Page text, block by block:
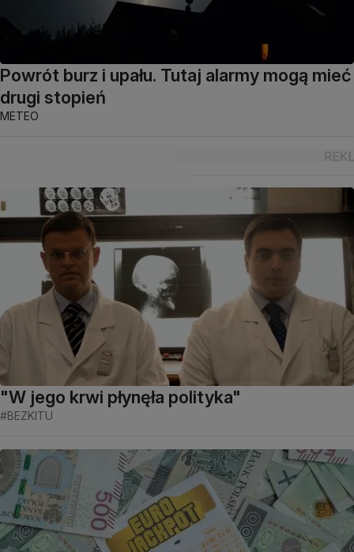
Powrót burz i upału. Tutaj alarmy mogą mieć
drugi stopień
METEO
"W jego krwi płynęła polityka"
#BEZKITU